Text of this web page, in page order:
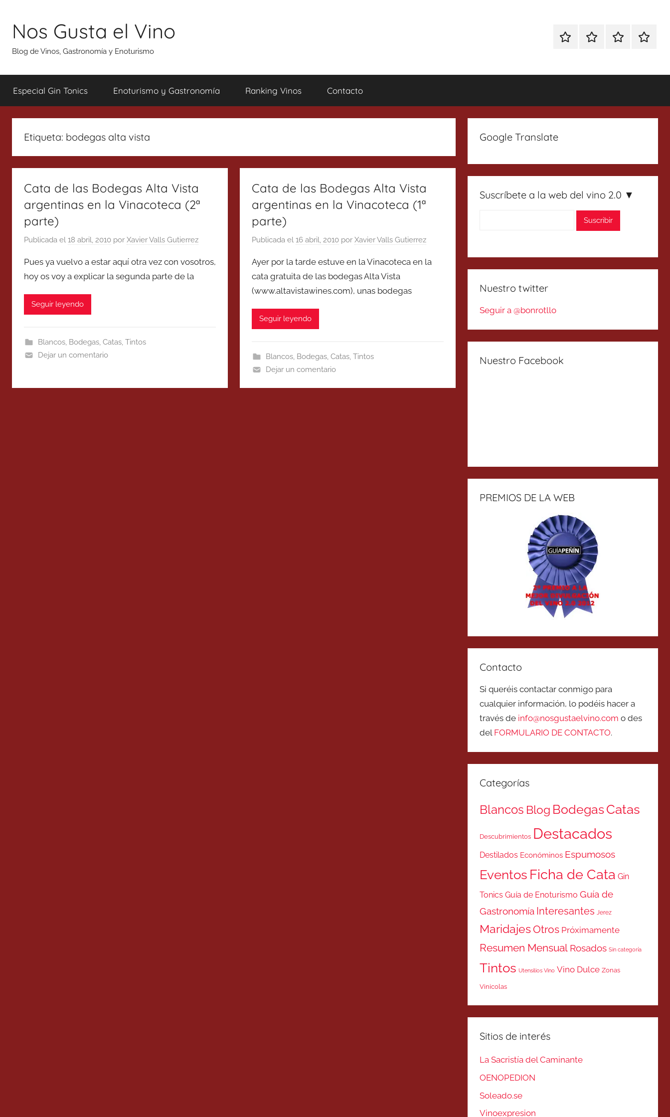
contenido
Nos Gusta el Vino
Blog de Vinos, Gastronomía y Enoturismo
EspecialEnoturismoRanking
Especial Gin Tonics Enoturismo y Gastronomía Ranking Vinos Contacto
Etiqueta: bodegas alta vista
Cata de las Bodegas Alta Vista
argentinas en la Vinacoteca (2ª
parte)
Publicada el 18 abril, 2010 por Xavier Valls Gutierrez
Pues ya vuelvo a estar aquí otra vez con vosotros,
hoy os voy a explicar la segunda parte de la
Seguir leyendo
Blancos, Bodegas, Catas, Tintos
Dejar un comentario
Cata de las Bodegas Alta Vista
argentinas en la Vinacoteca (1ª
parte)
Publicada el16 abril, 2010 porXavier Valls Gutierrez
Ayer por la tarde estuve en la Vinacoteca en la
cata gratuita de las bodegas Alta Vista
(www.altavistawines.com), unas bodegas
Seguir leyendo
Blancos, Bodegas, Catas, Tintos
Dejar un comentario
Google Translate
Suscríbete a la web del vino 2.0 ▼
Nuestro twitter
Seguir a @bonrotllo
Nuestro Facebook
PREMIOS DE LA WEB
Contacto
Si queréis contactar conmigo para
cualquier información, lo podéis hacer a
través de info@nosgustaelvino.com o des
del FORMULARIO DE CONTACTO.
Categorías
Blancos Blog BodegasCatas
Descubrimientos Destacados
Destilados Económinos Espumosos
Eventos Ficha de Cata Gin
Tonics Guía de Enoturismo Guía de
Gastronomía Interesantes Jerez
MaridajesOtros Próximamente
Resumen Mensual Rosados Sin categoría
Tintos Utensilios Vino Vino Dulce Zonas
Vinicolas
Sitios de interés
La Sacristía del Caminante
OENOPEDION
Soleado.se
Vinoexpresion